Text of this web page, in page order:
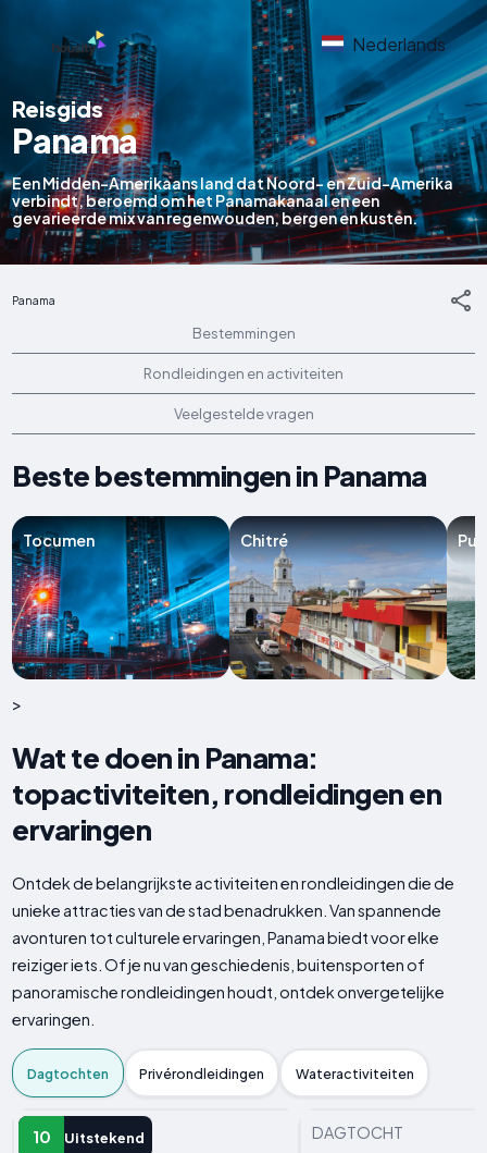
Nederlands
Reisgids
Panama
Een Midden-Amerikaans land dat Noord- en Zuid-Amerika
verbindt, beroemd om het Panamakanaal en een
gevarieerde mix van regenwouden, bergen en kusten.
Panama
Bestemmingen
Rondleidingen en activiteiten
Veelgestelde vragen
Beste bestemmingen in Panama
Tocumen Chitré
>
Wat te doen in Panama:
topactiviteiten, rondleidingen en
ervaringen
Ontdek de belangrijkste activiteiten en rondleidingen die de
unieke attracties van de stad benadrukken. Van spannende
avonturen tot culturele ervaringen, Panama biedt voor elke
reiziger iets. Of je nu van geschiedenis, buitensporten of
panoramische rondleidingen houdt, ontdek onvergetelijke
ervaringen.
Dagtochten Privérondleidingen Wateractiviteiten
10 Uitstekend
DAGTOCHT
DAGTOCHT